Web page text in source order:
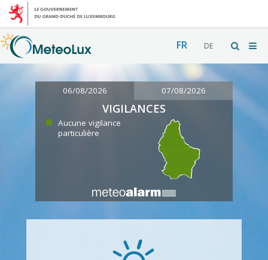
FR DE
06/08/2026 07/08/2026
VIGILANCES
Aucune vigilance
particulière